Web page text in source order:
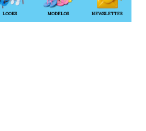
LOOKS MODELOS NEWSLETTER